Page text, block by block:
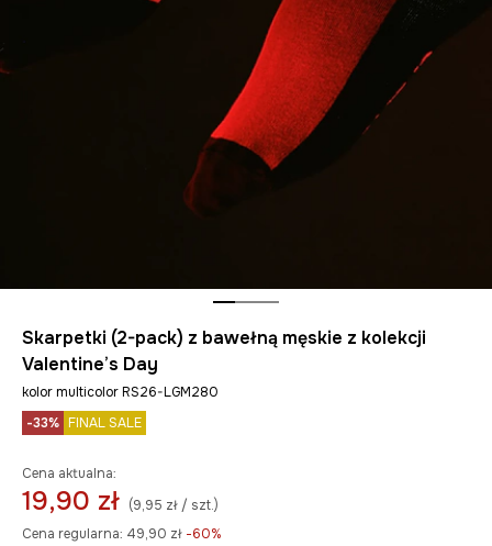
Skarpetki (2-pack) z bawełną męskie z kolekcji
Valentine’s Day
kolor multicolor RS26-LGM280
-33% FINAL SALE
Cena aktualna:
19,90 zł (9,95 zł / szt.)
Cena regularna: 49,90 zł -60%